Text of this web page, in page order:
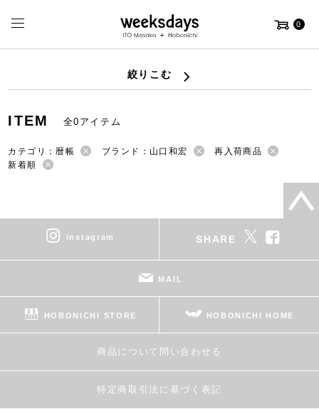
0
絞りこむ
ITEM 全0アイテム
カテゴリ：暦帳 ブランド：山口和宏
再入荷商品
新着順
instagram SHARE
MAIL
HOBONICHI STORE HOBONICHI HOME
商品について問い合わせる
特定商取引法に基づく表記